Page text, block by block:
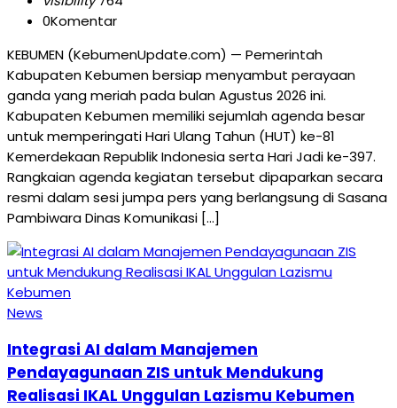
0Komentar
KEBUMEN (KebumenUpdate.com) — Pemerintah
Kabupaten Kebumen bersiap menyambut perayaan
ganda yang meriah pada bulan Agustus 2026 ini.
Kabupaten Kebumen memiliki sejumlah agenda besar
untuk memperingati Hari Ulang Tahun (HUT) ke-81
Kemerdekaan Republik Indonesia serta Hari Jadi ke-397.
Rangkaian agenda kegiatan tersebut dipaparkan secara
resmi dalam sesi jumpa pers yang berlangsung di Sasana
Pambiwara Dinas Komunikasi […]
News
Integrasi AI dalam Manajemen
Pendayagunaan ZIS untuk Mendukung
Realisasi IKAL Unggulan Lazismu Kebumen